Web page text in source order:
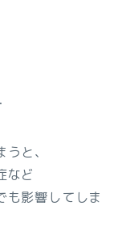
と、
など
も影響してしま